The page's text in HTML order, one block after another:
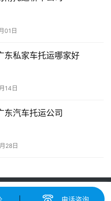
01日
东私家车托运哪家好
14日
东汽车托运公司
28日
查询-中振汽车托运物流平台
电话咨询